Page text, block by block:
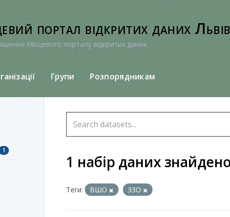
портал відкритих даних
Місцевого порталу відкритих даних
Групи Розпорядникам
1
1 набір даних
Теги: ВШО ЗЗО